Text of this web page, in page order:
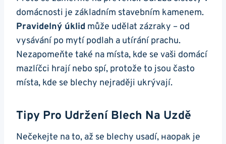
domácnosti je základním stavebním kamenem.
Pravidelný úklid může udělat zázraky – od
vysávání po mytí podlah a utírání prachu.
Nezapomeňte také na místa, kde se vaši domácí
mazlíčci hrají nebo spí, protože to jsou často
místa, kde se blechy nejraději ukrývají.
Tipy Pro Udržení Blech Na Uzdě
Nečekejte na to, až se blechy usadí, наopak je